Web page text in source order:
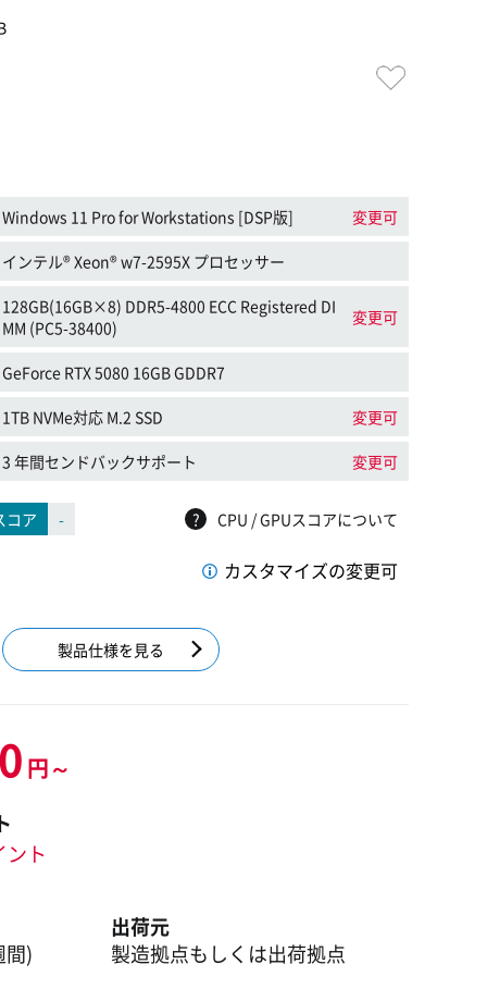
Windows 11 Pro for Workstations [DSP版] 変更可
インテル® Xeon® w7-2595X プロセッサー
128GB(16GB×8) DDR5-4800 ECC Registered DI
MM (PC5-38400)
変更可
GeForce RTX 5080 16GB GDDR7
1TB NVMe対応 M.2 SSD 変更可
3 年間センドバックサポート 変更可
コア - ? CPU / GPUスコアについて
カスタマイズの変更可
製品仕様を見る
円～
ト
間)
出荷元
製造拠点もしくは出荷拠点